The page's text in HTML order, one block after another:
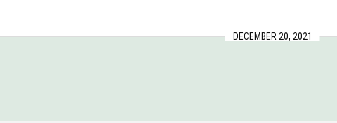
DECEMBER 20, 2021